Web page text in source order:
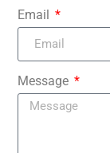
Email
Message